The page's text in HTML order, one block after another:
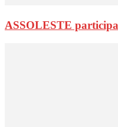
ASSOLESTE